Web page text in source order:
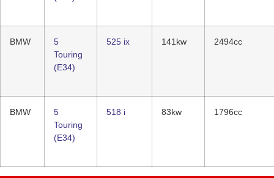
BMW
5
Touring
(E34)
525 ix 141kw 2494cc
BMW
5
Touring
(E34)
518 i 83kw 1796cc